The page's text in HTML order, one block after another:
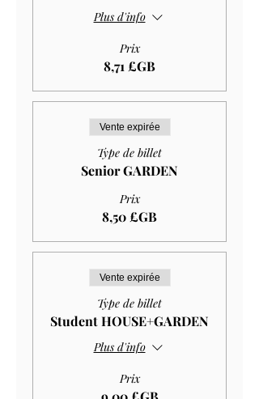
Plus d'info
Prix
8,71 £GB
Vente expirée
Type de billet
Senior GARDEN
Prix
8,50 £GB
Vente expirée
Type de billet
Student HOUSE+GARDEN
Plus d'info
Prix